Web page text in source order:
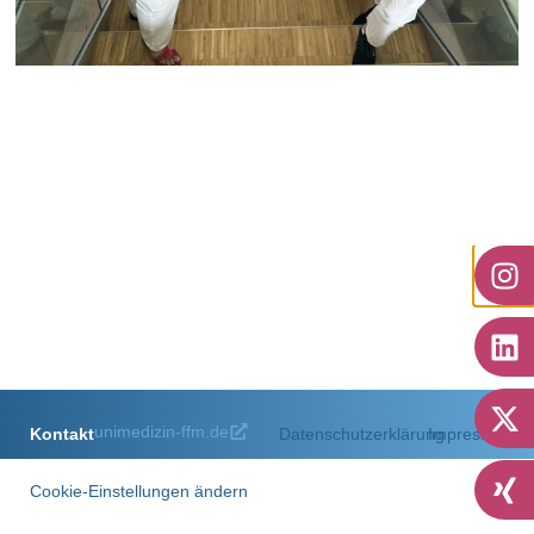
Kontaktunimedizin-ffm.de DatenschutzerklärungImpressum
Cookie-Einstellungen ändern